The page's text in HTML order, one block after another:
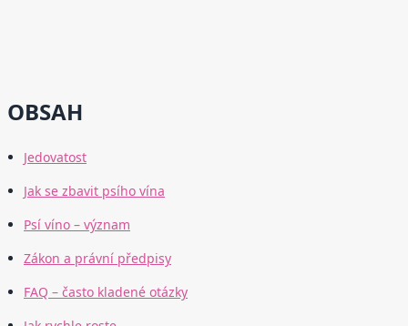
OBSAH
Jedovatost
Jak se zbavit psího vína
Psí víno – význam
Zákon a právní předpisy
FAQ – často kladené otázky